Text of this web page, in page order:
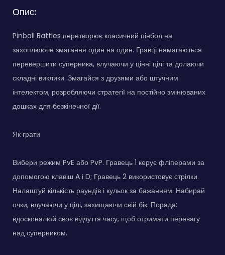
Опис:
Pinball Battles перетворює класичний пінбол на
захоплююче змагання один на один. Гравці намагаються
перевершити суперника, влучаючи у цінні цілі та долаючи
складні виклики. Змагайся з друзями або штучним
інтелектом, розробляючи стратегії на постійно змінюваних
дошках для безкінечної дії.
Як грати
Вибери режим PvE або PvP. Гравець 1 керує фліперами за
допомогою клавіш A і D; Гравець 2 використовує стрілки.
Налаштуй кількість раундів і кульок за бажанням. Набирай
очки, влучаючи у цілі, захищаючи свій бік. Порада:
вдосконалюй своє відчуття часу, щоб отримати перевагу
над суперником.